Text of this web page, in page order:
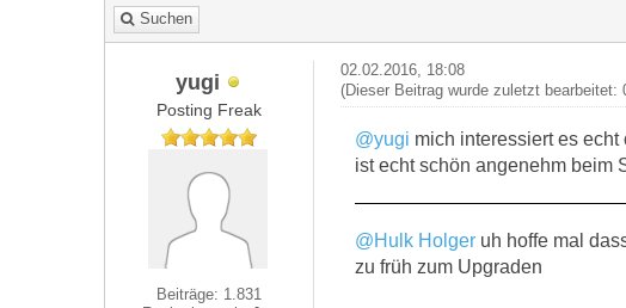
Suchen
yugi
Posting Freak
Beiträge: 1.831
02.02.2016, 18:08
(Dieser Beitrag wurde zuletzt bearbeitet:
@yugi mich interessiert es
ist echt schön angenehm beim
@Hulk Holgeruh hoffe mal
zu früh zum Upgraden